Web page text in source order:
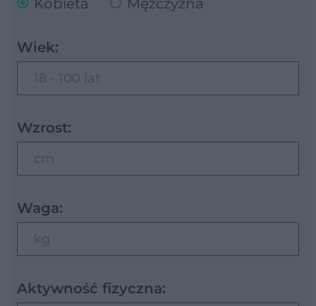
Wiek:
18 - 100 lat
Wzrost:
cm
Waga:
kg
Aktywność fizyczna: